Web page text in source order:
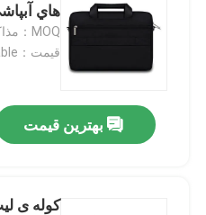
هاي
MOQ：مذاکره
قیمت：negotiable
بهترین قیمت
کوله ی